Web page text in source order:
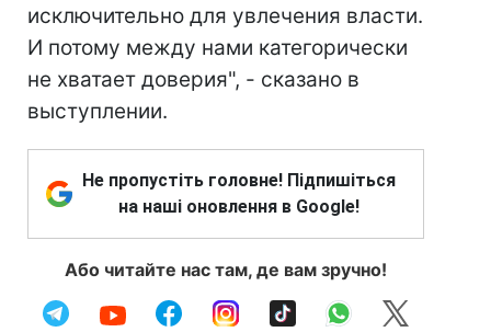
исключительно для увлечения власти.
И потому между нами категорически
не хватает доверия", - сказано в
выступлении.
Не пропустіть головне! Підпишіться
на наші оновлення в Google!
Або читайте нас там, де вам зручно!